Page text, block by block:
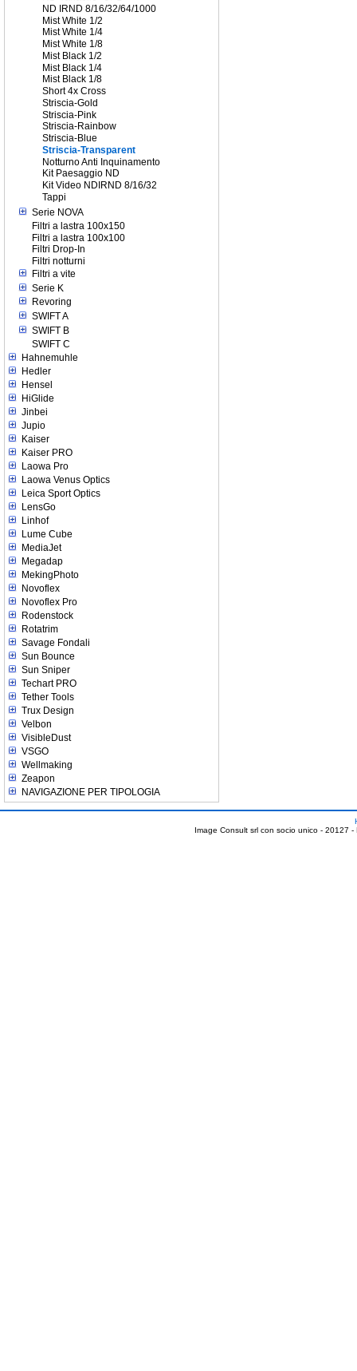
ND IRND 8/16/32/64/1000
Mist White 1/2
Mist White 1/4
Mist White 1/8
Mist Black 1/2
Mist Black 1/4
Mist Black 1/8
Short 4x Cross
Striscia-Gold
Striscia-Pink
Striscia-Rainbow
Striscia-Blue
Striscia-Transparent
Notturno Anti Inquinamento
Kit Paesaggio ND
Kit Video NDIRND 8/16/32
Tappi
Serie NOVA
Filtri a lastra 100x150
Filtri a lastra 100x100
Filtri Drop-In
Filtri notturni
Filtri a vite
Serie K
Revoring
SWIFT A
SWIFT B
SWIFT C
Hahnemuhle
Hedler
Hensel
HiGlide
Jinbei
Jupio
Kaiser
Kaiser PRO
Laowa Pro
Laowa Venus Optics
Leica Sport Optics
LensGo
Linhof
Lume Cube
MediaJet
Megadap
MekingPhoto
Novoflex
Novoflex Pro
Rodenstock
Rotatrim
Savage Fondali
Sun Bounce
Sun Sniper
Techart PRO
Tether Tools
Trux Design
Velbon
VisibleDust
VSGO
Wellmaking
Zeapon
NAVIGAZIONE PER TIPOLOGIA
Image Consult srl con socio unico - 20127